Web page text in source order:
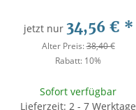
jetzt nur 34,56 € *
Alter Preis:38,40 €
Rabatt: 10%
Sofort verfügbar
Lieferzeit: 2 - 7 Werktage